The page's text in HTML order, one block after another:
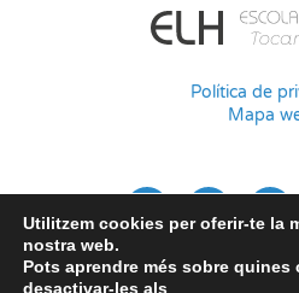
Política de
Mapa
Utilitzem cookies per oferir-te la
nostra web.
Pots aprendre més sobre
desactivar-les als